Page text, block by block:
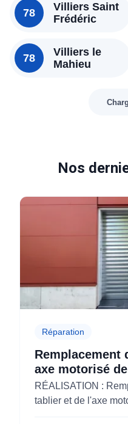
78
Villiers Saint
Frédéric
78
Villiers le
Mahieu
Nos
Réparation
Remplacement
axe motorisé
pour
(95)
RÉALISATION :
tablier et de l'axe